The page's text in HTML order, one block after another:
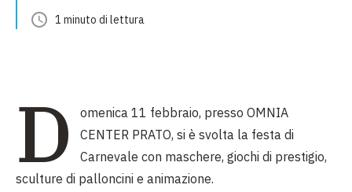
1 minuto di lettura
D
omenica 11 febbraio, presso OMNIA
CENTER PRATO, si è svolta la festa di
Carnevale con maschere, giochi di prestigio,
sculture di palloncini e animazione.